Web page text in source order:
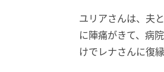
ユリアさんは、夫
に陣痛がきて、病
けでレナさんに復